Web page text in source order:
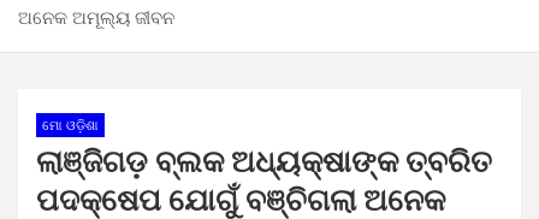
ଅନେକ ଅମୂଲ୍ୟ ଜୀବନ
ମୋ ଓଡ଼ିଶା
ଲାଞ୍ଜିଗଡ଼ ବ୍ଲକ ଅଧ୍ୟକ୍ଷାଙ୍କ ତ୍ବରିତ
ପଦକ୍ଷେପ ଯୋଗୁଁ ବଞ୍ଚିଗଲା ଅନେକ